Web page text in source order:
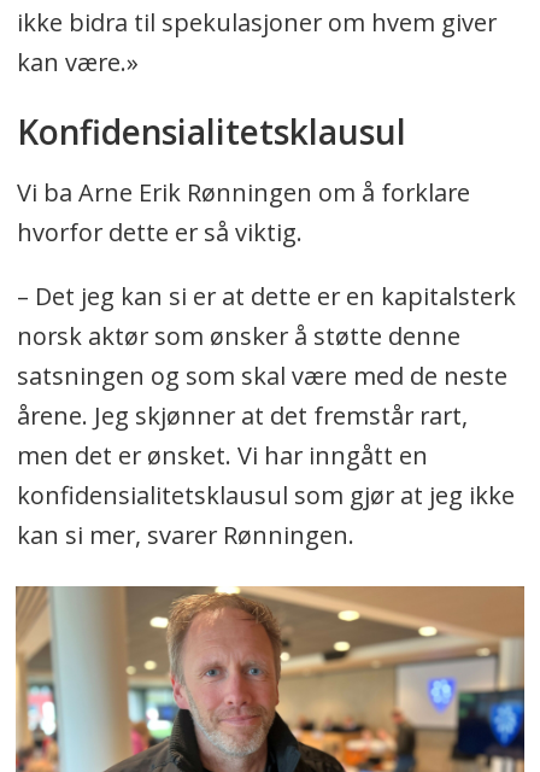
ikke bidra til spekulasjoner om hvem giver
kan være.»
Konfidensialitetsklausul
Vi ba Arne Erik Rønningen om å forklare
hvorfor dette er så viktig.
– Det jeg kan si er at dette er en kapitalsterk
norsk aktør som ønsker å støtte denne
satsningen og som skal være med de neste
årene. Jeg skjønner at det fremstår rart,
men det er ønsket. Vi har inngått en
konfidensialitetsklausul som gjør at jeg ikke
kan si mer, svarer Rønningen.